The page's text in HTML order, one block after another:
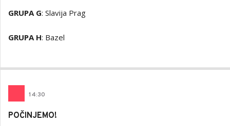
GRUPA G: Slavija Prag
GRUPA H: Bazel
14:30
POČINJEMO!